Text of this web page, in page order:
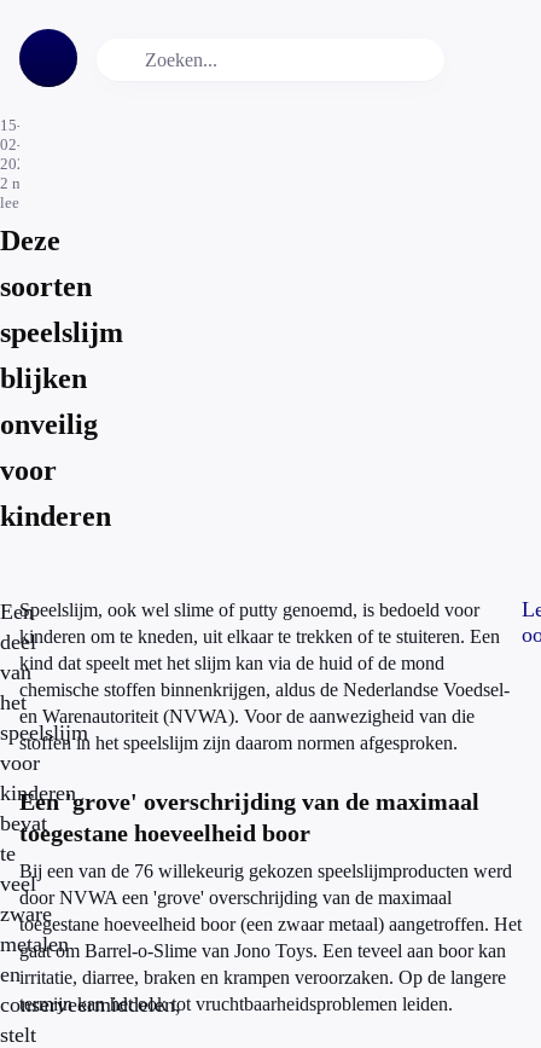
15-
02-
2022
2 min.
leestijd
Deze
soorten
speelslijm
blijken
onveilig
voor
kinderen
Een
deel
van
het
speelslijm
voor
kinderen
bevat
te
veel
zware
metalen
en
conserveermiddelen,
stelt
Speelslijm, ook wel slime of putty genoemd, is bedoeld voor
kinderen om te kneden, uit elkaar te trekken of te stuiteren. Een
kind dat speelt met het slijm kan via de huid of de mond
chemische stoffen binnenkrijgen, aldus de Nederlandse Voedsel-
en Warenautoriteit (NVWA). Voor de aanwezigheid van die
stoffen in het speelslijm zijn daarom normen afgesproken.
Een 'grove' overschrijding van de maximaal
toegestane hoeveelheid boor
Bij een van de 76 willekeurig gekozen speelslijmproducten werd
door NVWA een 'grove' overschrijding van de maximaal
toegestane hoeveelheid boor (een zwaar metaal) aangetroffen. Het
gaat om Barrel-o-Slime van Jono Toys. Een teveel aan boor kan
irritatie, diarree, braken en krampen veroorzaken. Op de langere
termijn kan het ook tot vruchtbaarheidsproblemen leiden.